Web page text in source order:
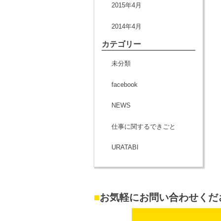
2015年4月
2014年4月
カテゴリー
未分類
facebook
NEWS
仕事に関するできごと
URATABI
■お気軽にお問い合わせくだ